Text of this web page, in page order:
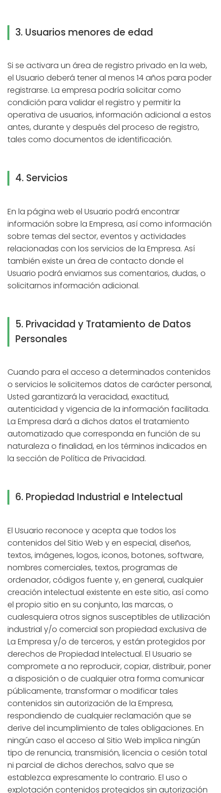
3. Usuarios menores de edad
Si se activara un área de registro privado en la web,
el Usuario deberá tener al menos 14 años para poder
registrarse. La empresa podría solicitar como
condición para validar el registro y permitir la
operativa de usuarios, información adicional a estos
antes, durante y después del proceso de registro,
tales como documentos de identificación.
4. Servicios
En la página web el Usuario podrá encontrar
información sobre la Empresa, así como información
sobre temas del sector, eventos y actividades
relacionadas con los servicios de la Empresa. Así
también existe un área de contacto donde el
Usuario podrá enviarnos sus comentarios, dudas, o
solicitarnos información adicional.
5. Privacidad y Tratamiento de Datos
Personales
Cuando para el acceso a determinados contenidos
o servicios le solicitemos datos de carácter personal,
Usted garantizará la veracidad, exactitud,
autenticidad y vigencia de la información facilitada.
La Empresa dará a dichos datos el tratamiento
automatizado que corresponda en función de su
naturaleza o finalidad, en los términos indicados en
la sección de Política de Privacidad.
6. Propiedad Industrial e Intelectual
El Usuario reconoce y acepta que todos los
contenidos del Sitio Web y en especial, diseños,
textos, imágenes, logos, iconos, botones, software,
nombres comerciales, textos, programas de
ordenador, códigos fuente y, en general, cualquier
creación intelectual existente en este sitio, así como
el propio sitio en su conjunto, las marcas, o
cualesquiera otros signos susceptibles de utilización
industrial y/o comercial son propiedad exclusiva de
La Empresa y/o de terceros, y están protegidos por
derechos de Propiedad Intelectual. El Usuario se
compromete a no reproducir, copiar, distribuir, poner
a disposición o de cualquier otra forma comunicar
públicamente, transformar o modificar tales
contenidos sin autorización de la Empresa,
respondiendo de cualquier reclamación que se
derive del incumplimiento de tales obligaciones. En
ningún caso el acceso al Sitio Web implica ningún
tipo de renuncia, transmisión, licencia o cesión total
ni parcial de dichos derechos, salvo que se
establezca expresamente lo contrario. El uso o
explotación contenidos protegidos sin autorización